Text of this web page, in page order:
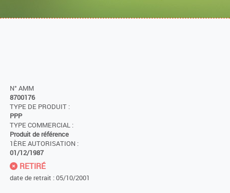
N° AMM
8700176
TYPE DE PRODUIT :
PPP
TYPE COMMERCIAL :
Produit de référence
1ÈRE AUTORISATION :
01/12/1987
RETIRÉ
date de retrait : 05/10/2001